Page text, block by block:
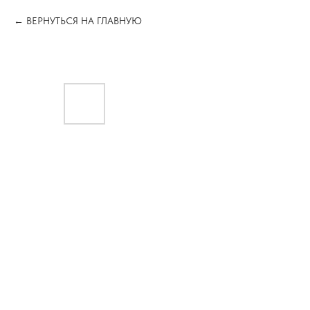
ВЕРНУТЬСЯ НА ГЛАВНУЮ